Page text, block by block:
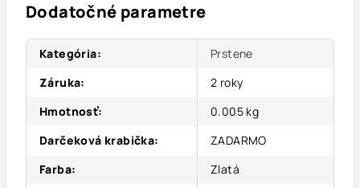
Dodatočné parametre
Kategória:
Prstene
Záruka:
2 roky
Hmotnosť:
0.005 kg
Darčeková krabička:
ZADARMO
Farba: Zlatá